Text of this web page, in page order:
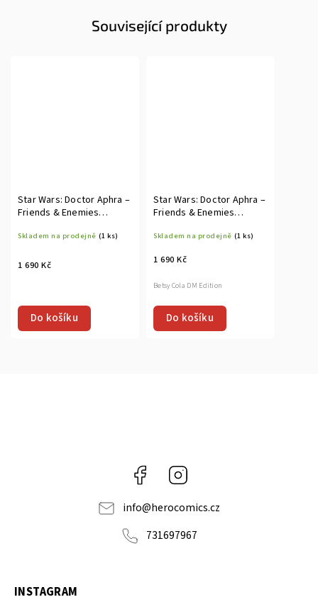
Související produkty
Star Wars: Doctor Aphra –
Friends & Enemies
Skladem na prodejně (1 ks)
1 690 Kč
Do košíku
Star Wars: Doctor Aphra –
Friends & Enemies
Skladem na prodejně (1 ks)
1 690 Kč
Do košíku
Betsy Cola DM Edition
Facebook
info@herocomics.cz
731697967
INSTAGRAM